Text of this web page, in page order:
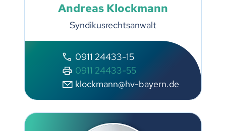
Andreas Klockmann
Syndikusrechtsanwalt
0911 24433-15
0911 24433-55
klockmann@hv-bayern.de